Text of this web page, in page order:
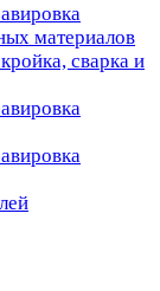
материалов
сварка и